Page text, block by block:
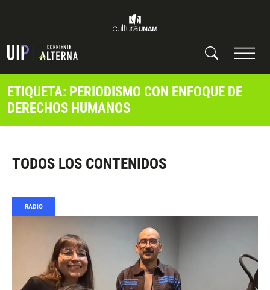
ETIQUETA: PERIODISMO CON ENFOQUE DE
DERECHOS HUMANOS
TODOS LOS CONTENIDOS
RADIO